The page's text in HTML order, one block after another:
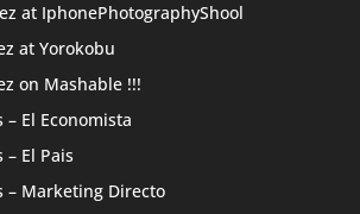
at IphonePhotographyShool
at Yorokobu
on Mashable !!!
El Economista
El Pais
– Marketing Directo